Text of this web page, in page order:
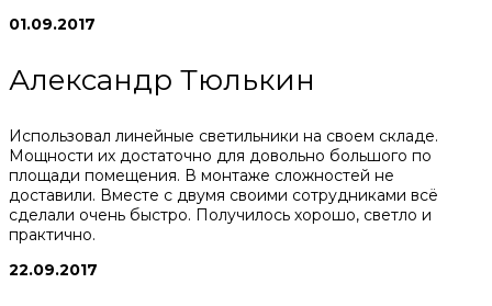
01.09.2017
Александр Тюлькин
Использовал линейные светильники на своем складе.
Мощности их достаточно для довольно большого по
площади помещения. В монтаже сложностей не
доставили. Вместе с двумя своими сотрудниками всё
сделали очень быстро. Получилось хорошо, светло и
практично.
22.09.2017